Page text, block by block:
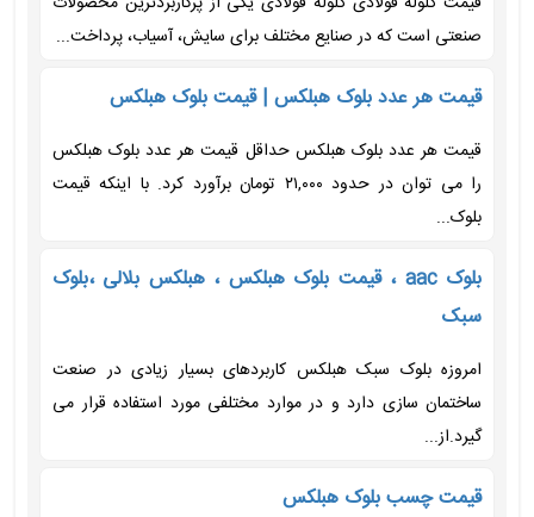
صنعتی است که در صنایع مختلف برای سایش، آسیاب، پرداخت...
قیمت هر عدد بلوک هبلکس | قیمت بلوک هبلکس
قیمت هر عدد بلوک هبلکس حداقل قیمت هر عدد بلوک هبلکس
را می توان در حدود ۲۱,۰۰۰ تومان برآورد کرد. با اینکه قیمت
بلوک...
بلوک aac ، قیمت بلوک هبلکس ، هبلکس بلالی ،بلوک
سبک
امروزه بلوک سبک هبلکس کاربردهای بسیار زیادی در صنعت
ساختمان سازی دارد و در موارد مختلفی مورد استفاده قرار می
گیرد.از...
قیمت چسب بلوک هبلکس